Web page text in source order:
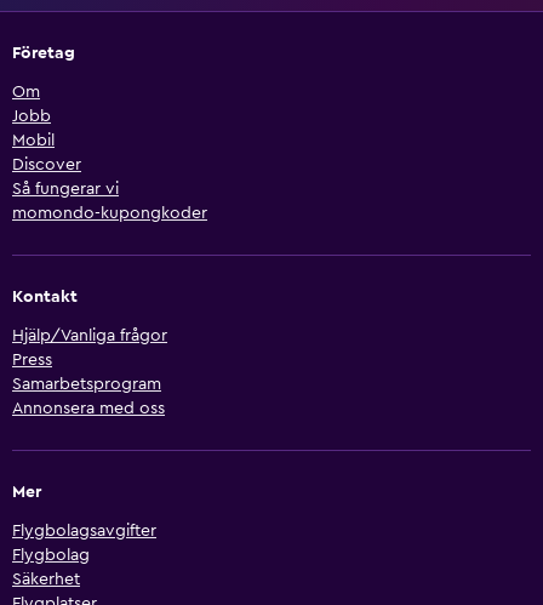
Företag
Om
Jobb
Mobil
Discover
Så fungerar vi
momondo-kupongkoder
Kontakt
Hjälp/Vanliga frågor
Press
Samarbetsprogram
Annonsera med oss
Mer
Flygbolagsavgifter
Flygbolag
Säkerhet